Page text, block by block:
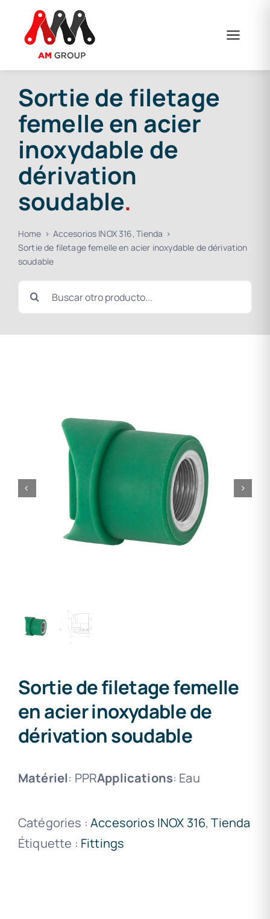
content
Sortie de filetage
femelle en acier
inoxydable de
dérivation
soudable.
Home Accesorios INOX 316 Tienda
Sortie de filetage femelle en acier inoxydable de dérivation
soudable
Search
for:
Sortie de filetage femelle
en acier inoxydable de
dérivation soudable
Matériel: PPRApplications: Eau
Catégories :Accesorios INOX 316,Tienda
Étiquette : Fittings